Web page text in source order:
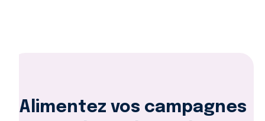
Alimentez vos campagnes